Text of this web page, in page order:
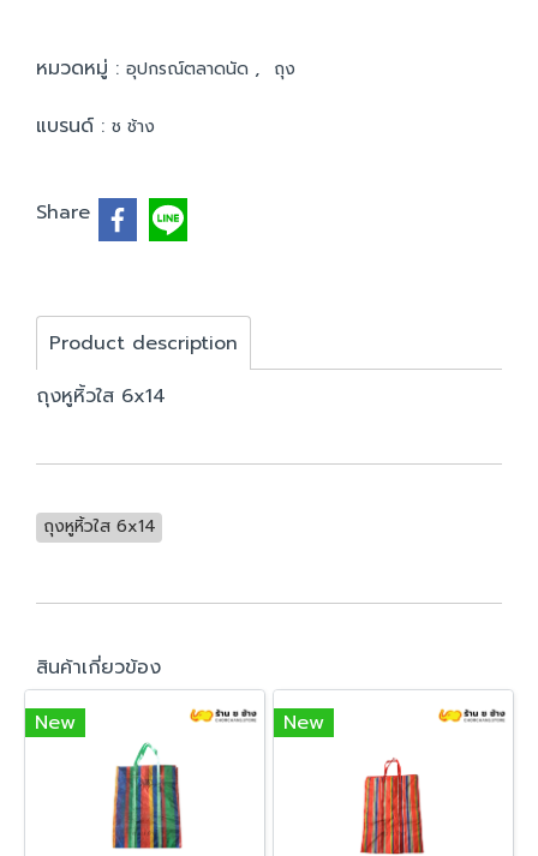
หมวดหมู่ : อุปกรณ์ตลาดนัด , ถุง
แบรนด์ : ช ช้าง
Share
Product description
ถุงหูหิ้วใส 6x14
ถุงหูหิ้วใส 6x14
สินค้าเกี่ยวข้อง
New
New